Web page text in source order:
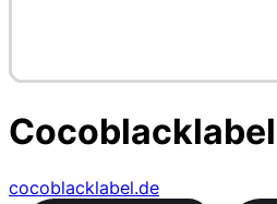
Cocoblacklabel
cocoblacklabel.de